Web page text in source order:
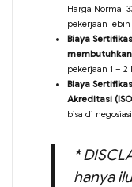
Harga Normal
pekerjaan
Biaya
pekerjaan 1 –
Biaya
Akreditasi (ISO
bisa di
*
hanya